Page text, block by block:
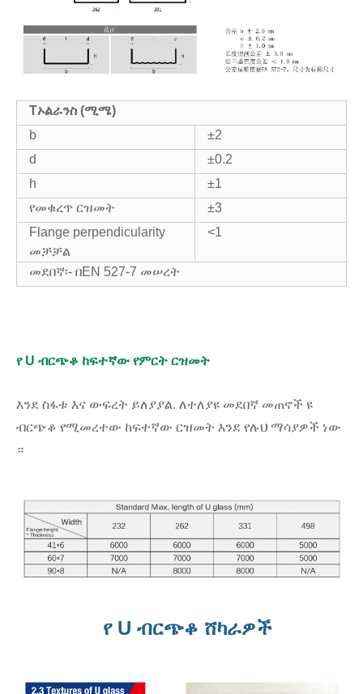
Tኦልራንስ (ሚሜ)
b
±2
d
±0.2
h
±1
የመቁረጥ ርዝመት
±3
Flange perpendicularity
መቻቻል
<1
መደበኛ፡- በEN 527-7 መሠረት
የ U ብርጭቆ ከፍተኛው የምርት ርዝመት
እንደ ስፋቱ እና ውፍረት ይለያያል. ለተለያዩ መደበኛ መጠኖች ዩ
ብርጭቆ የሚመረተው ከፍተኛው ርዝመት እንደ የሉህ ማሳያዎች ነው
።
የ U ብርጭቆ ሸካራዎች